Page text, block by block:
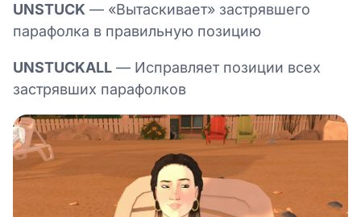
UNSTUCK — «Вытаскивает» застрявшего
парафолка в правильную позицию
UNSTUCKALL — Исправляет позиции всех
застрявших парафолков